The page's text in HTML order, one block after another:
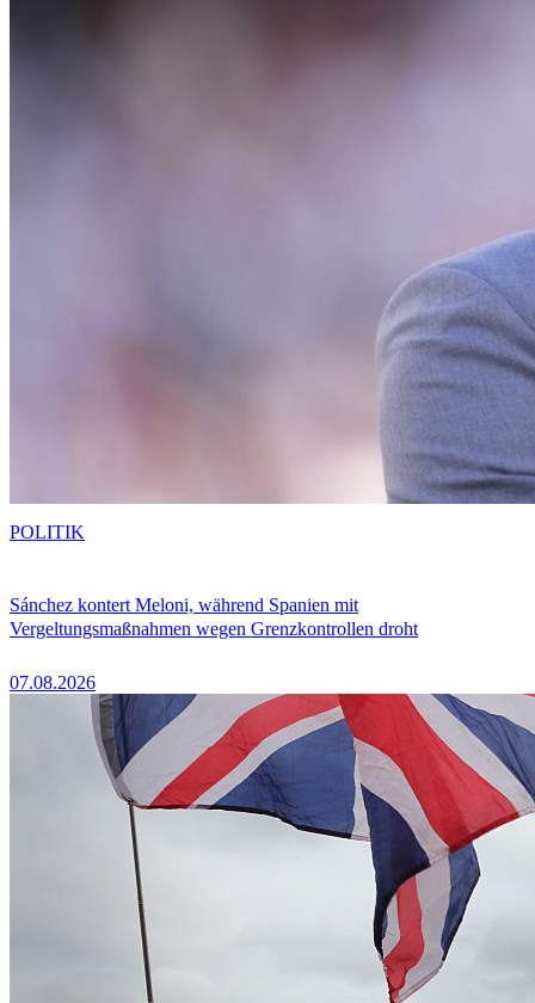
Sánchez kontert Meloni, während Spanien mit
Vergeltungsmaßnahmen wegen Grenzkontrollen droht
07.08.2026
POLITIK